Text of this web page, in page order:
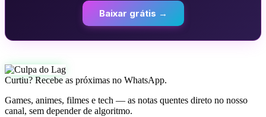
Baixar grátis →
Curtiu? Recebe as próximas no WhatsApp.
Games, animes, filmes e tech — as notas quentes direto no nosso
canal, sem depender de algoritmo.